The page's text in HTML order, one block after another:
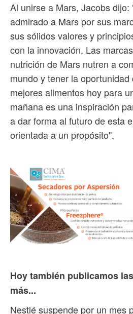
Al unirse a Mars, Jacobs dijo:
admirado a Mars por sus
sus sólidos valores y
con la innovación. Las
nutrición de Mars nutren a
mundo y tener la
mejores alimentos hoy para
mañana es una inspiración
a dar forma al futuro de esta
orientada a un propósito".
Hoy también publicamos
más...
Nestlé suspende por un mes